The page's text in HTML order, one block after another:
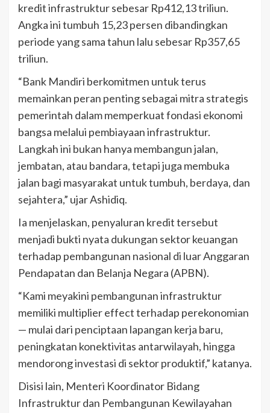
kredit infrastruktur sebesar Rp412,13 triliun.
Angka ini tumbuh 15,23 persen dibandingkan
periode yang sama tahun lalu sebesar Rp357,65
triliun.
“Bank Mandiri berkomitmen untuk terus
memainkan peran penting sebagai mitra strategis
pemerintah dalam memperkuat fondasi ekonomi
bangsa melalui pembiayaan infrastruktur.
Langkah ini bukan hanya membangun jalan,
jembatan, atau bandara, tetapi juga membuka
jalan bagi masyarakat untuk tumbuh, berdaya, dan
sejahtera,” ujar Ashidiq.
Ia menjelaskan, penyaluran kredit tersebut
menjadi bukti nyata dukungan sektor keuangan
terhadap pembangunan nasional di luar Anggaran
Pendapatan dan Belanja Negara (APBN).
“Kami meyakini pembangunan infrastruktur
memiliki multiplier effect terhadap perekonomian
— mulai dari penciptaan lapangan kerja baru,
peningkatan konektivitas antarwilayah, hingga
mendorong investasi di sektor produktif,” katanya.
Disisi lain, Menteri Koordinator Bidang
Infrastruktur dan Pembangunan Kewilayahan